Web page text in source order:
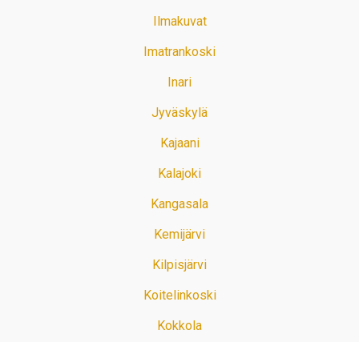
Ilmakuvat
Imatrankoski
Inari
Jyväskylä
Kajaani
Kalajoki
Kangasala
Kemijärvi
Kilpisjärvi
Koitelinkoski
Kokkola